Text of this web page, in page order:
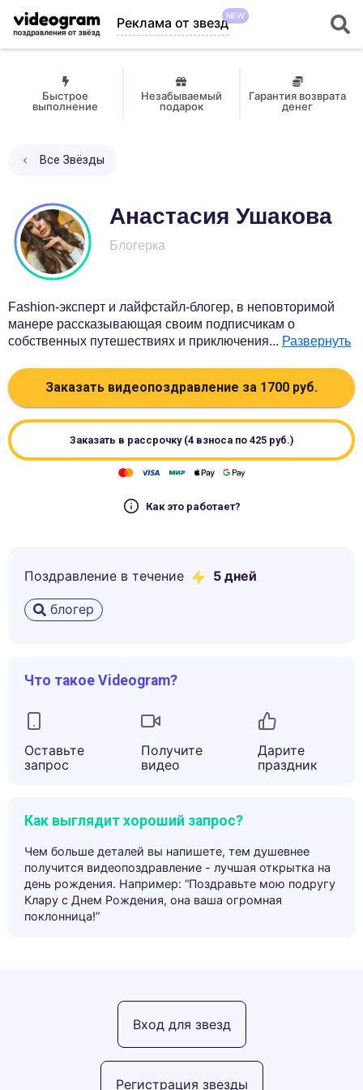
Реклама от звездNEW
Быстрое
выполнение
Незабываемый
подарок
Гарантия возврата
денег
Все Звёзды
Анастасия Ушакова
Блогерка
Fashion-эксперт и лайфстайл-блогер, в неповторимой
манере рассказывающая своим подписчикам о
собственных путешествиях и приключения... Развернуть
Заказать видеопоздравление за 1700 руб.
Заказать в рассрочку (4 взноса по 425руб.)
Как это работает?
Поздравление в течение 5 дней
блогер
Что такое Videogram?
Оставьте
запрос
Получите
видео
Дарите
праздник
Как выглядит хороший запрос?
Чем больше деталей вы напишете, тем душевнее
получится видеопоздравление - лучшая открытка на
день рождения. Например: “Поздравьте мою подругу
Клару с Днем Рождения, она ваша огромная
поклонница!”
Регистрация звезды
Вход для звезд